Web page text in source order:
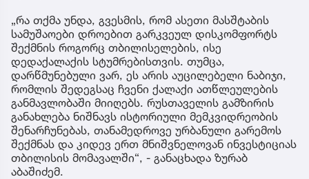
„რა თქმა უნდა, გვესმის, რომ ასეთი მასშტაბის
სამუშაოები დროებით გარკვეულ დისკომფორტს
შექმნის როგორც თბილისელების, ისე
დედაქალაქის სტუმრებისთვის. თუმცა,
დარწმუნებული ვარ, ეს არის აუცილებელი ნაბიჯი,
რომლის შედეგსაც ჩვენი ქალაქი ათწლეულების
განმავლობაში მიიღებს. რუსთაველის გამზირის
განახლება ნიშნავს ისტორიული მემკვიდრეობის
შენარჩუნებას, თანამედროვე ურბანული გარემოს
შექმნას და კიდევ ერთ მნიშვნელოვან ინვესტიციას
თბილისის მომავალში“, - განაცხადა ზურაბ
აბაშიძემ.